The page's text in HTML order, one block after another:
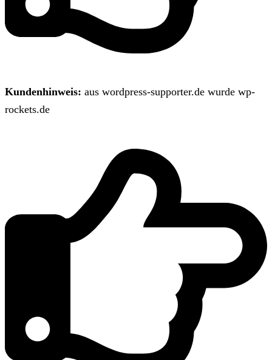
Kundenhinweis: aus wordpress-supporter.de wurde wp-
rockets.de